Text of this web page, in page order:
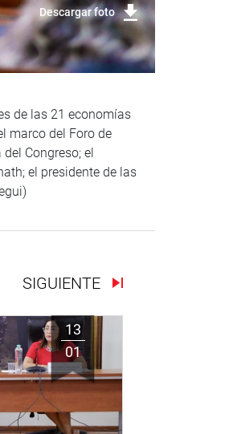
Descargar foto
de las 21 economías
marco del Foro de
Congreso; el
el presidente de las
SIGUIENTE
13
01